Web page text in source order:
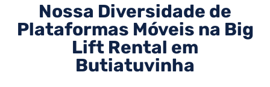
Nossa Diversidade de
Plataformas Móveis na Big
Lift Rental em
Butiatuvinha